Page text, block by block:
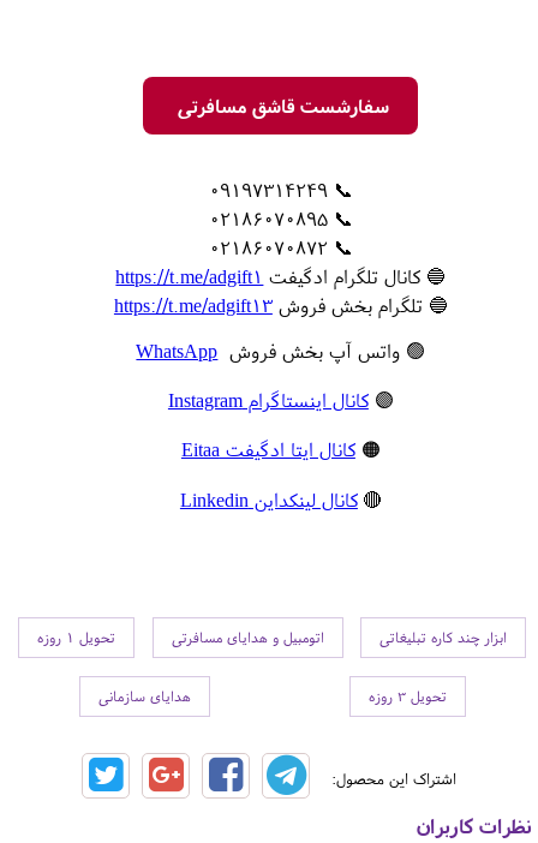
سفارشست قاشق مسافرتی
📞 09197314249
📞 02186070895
📞 02186070872
🔵 کانال تلگرام ادگیفت https://t.me/adgift1
🔵 تلگرام بخش فروشhttps://t.me/adgift13
🟢 واتس آپ بخش فروش WhatsApp
🟣کانال اینستاگرام Instagram
🟠کانال ایتا ادگیفت Eitaa
🔴 کانال لینکداین Linkedin
ابزار چند کاره تبلیغاتی اتومبیل و هدایای مسافرتی تحویل 1 روزه
تحویل 3 روزه هدایای سازمانی
اشتراک این محصول:
نظرات کاربران